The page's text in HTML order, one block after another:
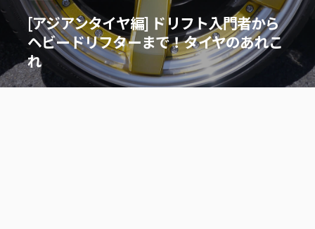
[アジアンタイヤ編] ドリフト入門者から
ヘビードリフターまで！タイヤのあれこ
れ